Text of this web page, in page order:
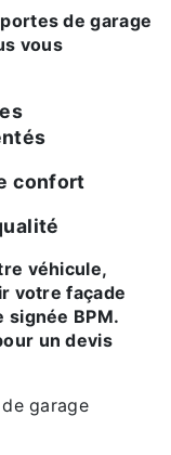
vous
confort
votre façade
signée BPM.
un devis
garage